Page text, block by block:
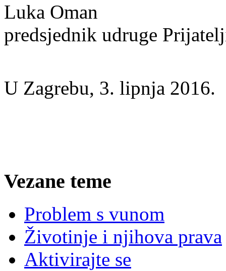
Luka Oman
predsjednik udruge
U Zagrebu, 3. lipnja 2016.
Vezane teme
Problem s vunom
Životinje i njihova prava
Aktivirajte se